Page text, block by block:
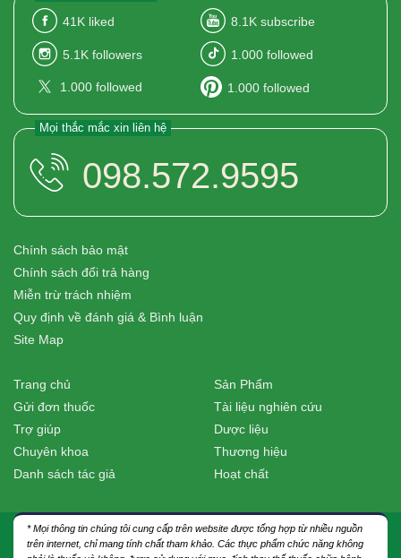
41K liked 8.1K subscribe
5.1K followers 1.000 followed
1.000 followed 1.000 followed
Mọi thắc mắc xin liên hệ
098.572.9595
Chính sách bảo mật
Chính sách đổi trả hàng
Miễn trừ trách nhiệm
Quy định về đánh giá & Bình luận
Site Map
Trang chủ
Gửi đơn thuốc
Trợ giúp
Chuyên khoa
Danh sách tác giả
Sản Phẩm
Tài liệu nghiên cứu
Dược liệu
Thương hiệu
Hoạt chất
* Mọi thông tin chúng tôi cung cấp trên website được tổng hợp từ nhiều nguồn
trên internet, chỉ mang tính chất tham khảo. Các thực phẩm chức năng không